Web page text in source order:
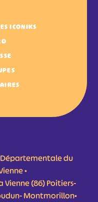
ICONIKS
Départementale du
•
Vienne (86) Poitiers-
Montmorillon•